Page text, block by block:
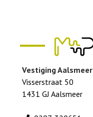
Vestiging Aalsmeer
Visserstraat 50
1431 GJ Aalsmeer